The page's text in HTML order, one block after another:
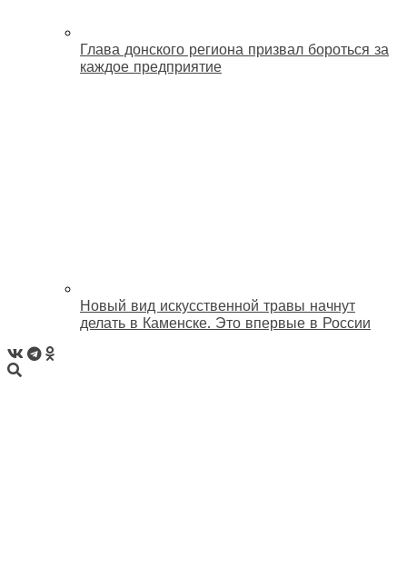
Глава донского региона призвал бороться за
каждое предприятие
Новый вид искусственной травы начнут
делать в Каменске. Это впервые в России